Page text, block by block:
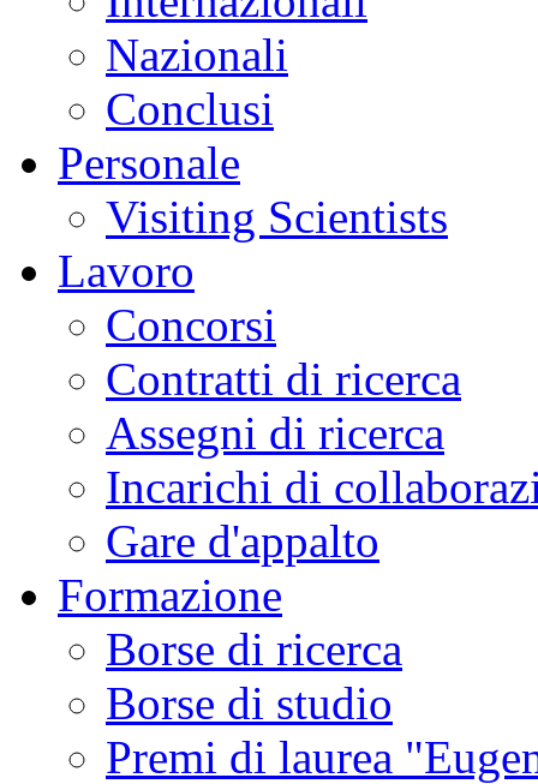
Nazionali
Conclusi
Personale
Visiting Scientists
Lavoro
Concorsi
Contratti di ricerca
Assegni di ricerca
Incarichi di
Gare d'appalto
Formazione
Borse di ricerca
Borse di studio
Premi di laurea